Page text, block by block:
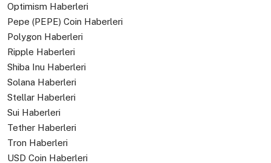
Optimism Haberleri
Pepe (PEPE) Coin Haberleri
Polygon Haberleri
Ripple Haberleri
Shiba Inu Haberleri
Solana Haberleri
Stellar Haberleri
Sui Haberleri
Tether Haberleri
Tron Haberleri
USD Coin Haberleri